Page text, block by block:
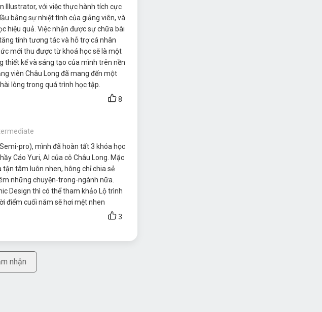
Illustrator, với việc thực hành tích cực
bằng sự nhiệt tình của giảng viên, và
hiệu quả. Việc nhận được sự chữa bài
tính tương tác và hỗ trợ cá nhân
mới thu được từ khoá học sẽ là một
thiết kế và sáng tạo của mình trên nền
viên Châu Long đã mang đến một
lòng trong quá trình học tập.
8
pro), mình đã hoàn tất 3 khóa học
Cáo Yuri, AI của cô Châu Long. Mặc
tâm luôn nhen, hông chỉ chia sẻ
những chuyện-trong-ngành nữa.
Design thì có thể tham khảo Lộ trình
điểm cuối năm sẽ hơi mệt nhen
3
nhận